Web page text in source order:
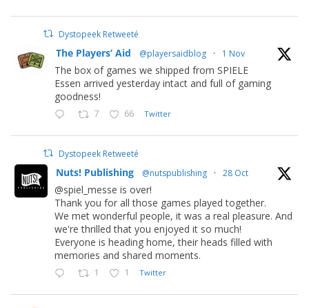
Dystopeek Retweeté
The Players’ Aid @playersaidblog · 1 Nov
The box of games we shipped from SPIELE
Essen arrived yesterday intact and full of gaming
goodness!
7 66 Twitter
Dystopeek Retweeté
Nuts! Publishing @nutspublishing · 28 Oct
@spiel_messe is over!
Thank you for all those games played together.
We met wonderful people, it was a real pleasure. And
we're thrilled that you enjoyed it so much!
Everyone is heading home, their heads filled with
memories and shared moments.
1 1 Twitter